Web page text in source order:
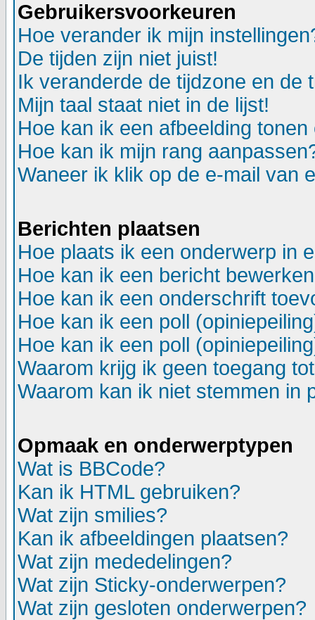
Gebruikersvoorkeuren
Hoe verander ik mijn
De tijden zijn niet juist!
Ik veranderde de tijdzone en de
Mijn taal staat niet in de lijst!
Hoe kan ik een afbeelding
Hoe kan ik mijn rang
Waneer ik klik op de e-mail van
Berichten plaatsen
Hoe plaats ik een onderwerp in
Hoe kan ik een bericht
Hoe kan ik een onderschrift
Hoe kan ik een poll
Hoe kan ik een poll
Waarom krijg ik geen toegang
Waarom kan ik niet stemmen in
Opmaak en onderwerptypen
Wat is BBCode?
Kan ik HTML gebruiken?
Wat zijn smilies?
Kan ik afbeeldingen plaatsen?
Wat zijn mededelingen?
Wat zijn Sticky-onderwerpen?
Wat zijn gesloten onderwerpen?